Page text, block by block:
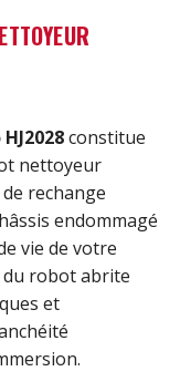
constitue
nettoyeur
rechange
endommagé
vie de votre
du robot abrite
et